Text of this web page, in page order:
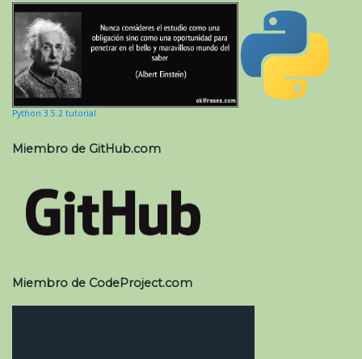
Python 3.5.2 tutorial
Miembro de GitHub.com
Miembro de CodeProject.com